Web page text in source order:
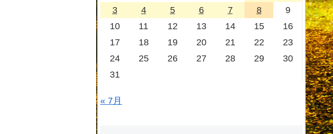
3
4 5 6 7 8
9
10
11 12 13 14 15
16
17
18 19 20 21 22
23
24
25 26 27 28 29
30
31
« 7月